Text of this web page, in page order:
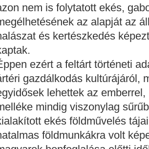
nem is folytatott ekés,
az alapját az
és kertészkedés
ezért a feltárt történeti
gazdálkodás kultúrájáról,
lehettek az
mindig viszonylag
ekés földművelés
földmunkákra volt